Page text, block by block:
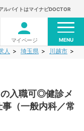
ルバイトはマイナビDOCTOR
マイページ MENU
人 埼玉県 川越市
入職可◎健診メ
（一般内科／常